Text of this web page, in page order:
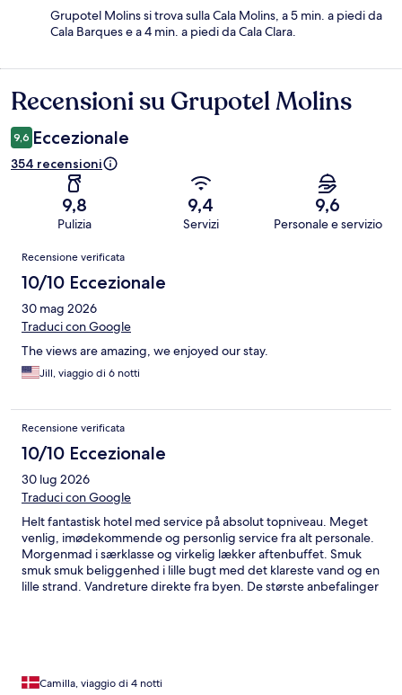
Grupotel Molins si trova sulla Cala Molins, a 5 min. a piedi da
Cala Barques e a 4 min. a piedi da Cala Clara.
Recensioni
Recensioni su Grupotel Molins
9,6 Eccezionale
354 recensioni
9,8
Pulizia
9,4
Servizi
9,6
Personale e servizio
Recensioni
Recensione verificata
10/10 Eccezionale
30 mag 2026
Traduci con Google
The views are amazing, we enjoyed our stay.
Jill, viaggio di 6 notti
Recensione verificata
10/10 Eccezionale
30 lug 2026
Traduci con Google
Helt fantastisk hotel med service på absolut topniveau. Meget
venlig, imødekommende og personlig service fra alt personale.
Morgenmad i særklasse og virkelig lækker aftenbuffet. Smuk
smuk smuk beliggenhed i lille bugt med det klareste vand og en
lille strand. Vandreture direkte fra byen. De største anbefalinger
Camilla, viaggio di 4 notti